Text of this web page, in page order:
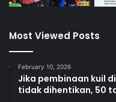
d
a
n
Most Viewed Posts
February 10, 2026
Jika pembinaan kuil
tidak dihentikan, 50